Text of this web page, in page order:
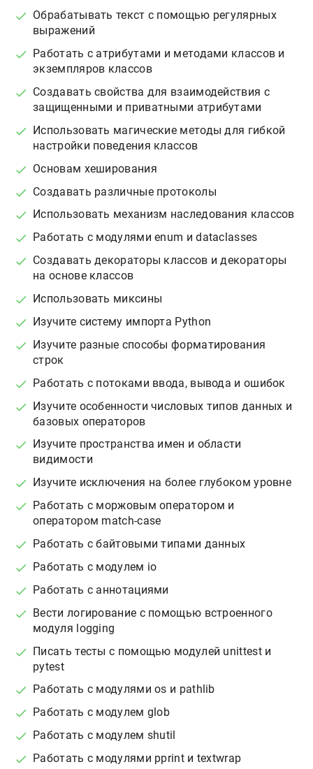
Обрабатывать текст с помощью регулярных
выражений
Работать с атрибутами и методами классов и
экземпляров классов
Создавать свойства для взаимодействия с
защищенными и приватными атрибутами
Использовать магические методы для гибкой
настройки поведения классов
Основам хеширования
Создавать различные протоколы
Использовать механизм наследования классов
Работать с модулями enum и dataclasses
Создавать декораторы классов и декораторы
на основе классов
Использовать миксины
Изучите систему импорта Python
Изучите разные способы форматирования
строк
Работать с потоками ввода, вывода и ошибок
Изучите особенности числовых типов данных и
базовых операторов
Изучите пространства имен и области
видимости
Изучите исключения на более глубоком уровне
Работать с моржовым оператором и
оператором match-case
Работать с байтовыми типами данных
Работать с модулем io
Работать с аннотациями
Вести логирование с помощью встроенного
модуля logging
Писать тесты c помощью модулей unittest и
pytest
Работать с модулями os и pathlib
Работать с модулем glob
Работать с модулем shutil
Работать с модулями pprint и textwrap